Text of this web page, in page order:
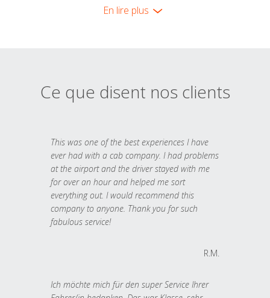
En lire plus
Ce que disent nos clients
This was one of the best experiences I have
ever had with a cab company. I had problems
at the airport and the driver stayed with me
for over an hour and helped me sort
everything out. I would recommend this
company to anyone. Thank you for such
fabulous service!
R.M.
Ich möchte mich für den super Service Ihrer